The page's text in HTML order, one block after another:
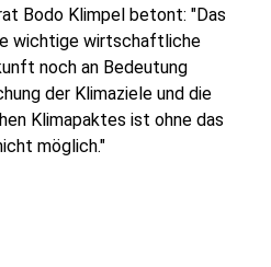
Bodo Klimpel betont: "Das
wichtige wirtschaftliche
noch an Bedeutung
der Klimaziele und die
Klimapaktes ist ohne das
möglich."